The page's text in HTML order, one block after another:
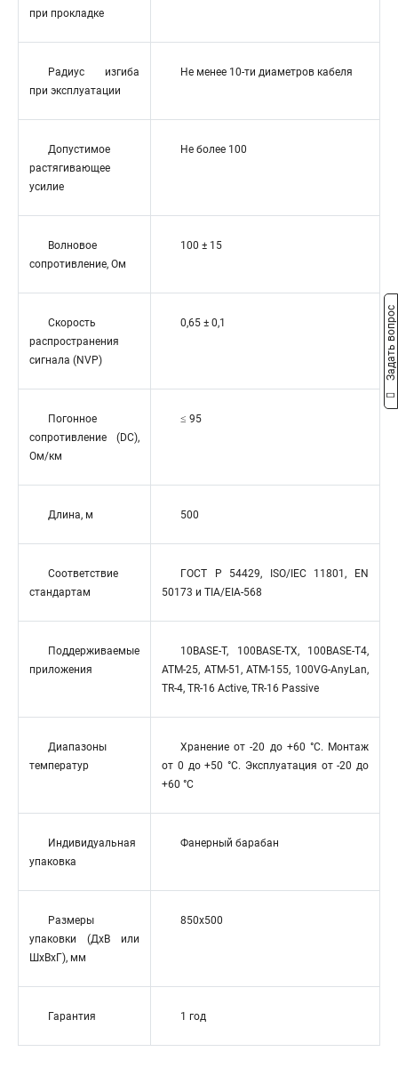
при прокладке
Радиус изгиба
при эксплуатации
Не менее 10-ти диаметров кабеля
Допустимое
растягивающее
усилие
Не более 100
Волновое
сопротивление, Ом
100 ± 15
Скорость
распространения
сигнала (NVP)
0,65 ± 0,1
Погонное
сопротивление (DC),
Ом/км
≤ 95
Длина, м 500
Соответствие
стандартам
ГОСТ Р 54429, ISO/IEC 11801, EN
50173 и TIA/EIA-568
Поддерживаемые
приложения
10BASE-T, 100BASE-TX, 100BASE-T4,
ATM-25, ATM-51, ATM-155, 100VG-AnyLan,
TR-4, TR-16 Active, TR-16 Passive
Диапазоны
температур
Хранение от -20 до +60 °C. Монтаж
от 0 до +50 °C. Эксплуатация от -20 до
+60 °C
Индивидуальная
упаковка
Фанерный барабан
Размеры
упаковки (ДхВ или
ШхВхГ), мм
850x500
Гарантия 1 год
Задать вопрос